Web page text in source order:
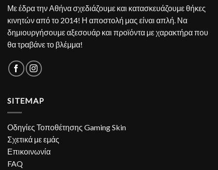
Με έδρα την Αθήνα σχεδιάζουμε και κατασκευάζουμε θήκες
κινητών από το 2014! Η αποστολή μας είναι απλή. Να
δημιουργήσουμε αξεσουάρ και προϊόντα με χαρακτήρα που
θα τραβάνε το βλέμμα!
SITEMAP
Οδηγίες Τοποθέτησης Gaming Skin
Σχετικά με εμάς
Επικοινωνία
FAQ